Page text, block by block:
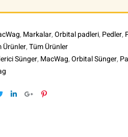
, Markalar,Orbital padleri, Pedler,
Ürünler,Tüm Ürünler
Sünger, MacWag,Orbital Sünger,
TwitterLinkedinGoogle+Pinterest